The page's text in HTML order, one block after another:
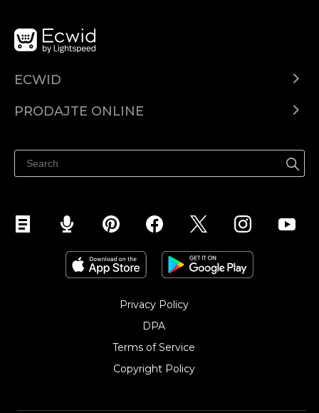
ECWID
PRODAJTE ONLINE
Privacy Policy
DPA
Terms of Service
Copyright Policy‎